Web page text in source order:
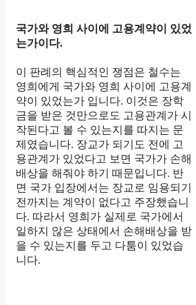
국가와 영희 사이에 고용계약이 있었
는가이다.
이 판례의 핵심적인 쟁점은 철수는
영희에게 국가와 영희 사이에 고용계
약이 있었는가 입니다. 이것은 장학
금을 받은 것만으로도 고용관계가 시
작된다고 볼 수 있는지를 따지는 문
제였습니다. 장교가 되기도 전에 고
용관계가 있었다고 보면 국가가 손해
배상을 해줘야 하기 때문입니다. 반
면 국가 입장에서는 장교로 임용되기
전까지는 계약이 없다고 주장했습니
다. 따라서 영희가 실제로 국가에서
일하지 않은 상태에서 손해배상을 받
을 수 있는지를 두고 다툼이 있었습
니다.